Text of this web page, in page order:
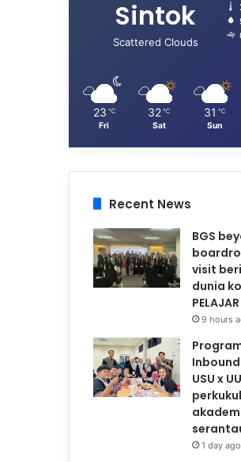
Sintok
Scattered Clouds
23 ℃
Fri
32 ℃
Sat
31 ℃
Sun
Recent News
BGS
visit
dunia
9 hours
USU x
1 day ago